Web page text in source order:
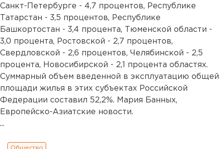
Санкт-Петербурге - 4,7 процентов, Республике
Татарстан - 3,5 процентов, Республике
Башкортостан - 3,4 процента, Тюменской области -
3,0 процента, Ростовской - 2,7 процентов,
Свердловской - 2,6 процентов, Челябинской - 2,5
процента, Новосибирской - 2,1 процента областях.
Суммарный объем введенной в эксплуатацию общей
площади жилья в этих субъектах Российской
Федерации составил 52,2%. Мария Банных,
Европейско-Азиатские новости.
...
Общество